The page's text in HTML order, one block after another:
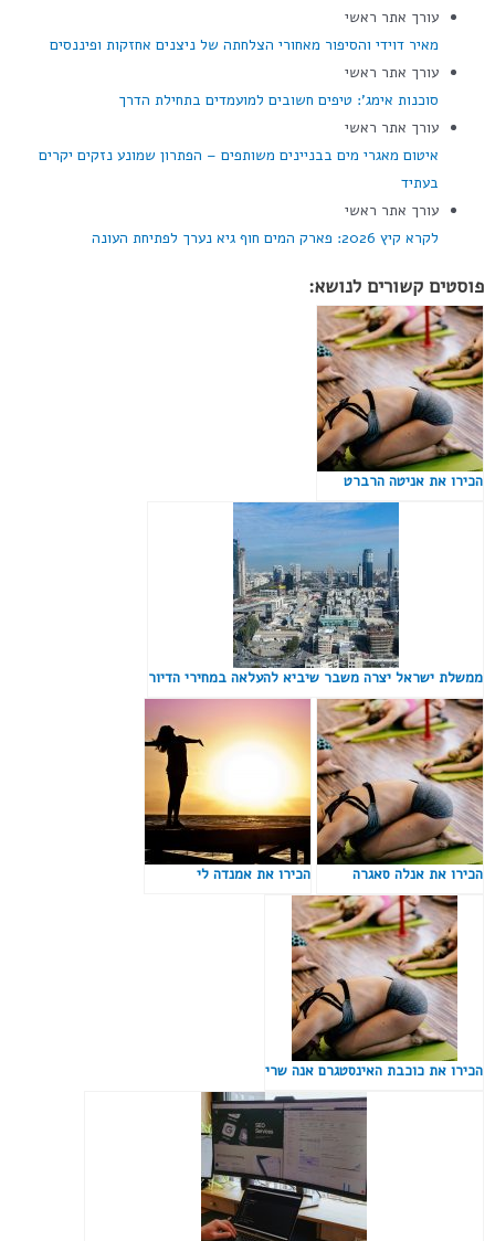
עורך אתר ראשי
מאיר דוידי והסיפור מאחורי הצלחתה של ניצנים אחזקות ופיננסים
עורך אתר ראשי
סוכנות אימג': טיפים חשובים למועמדים בתחילת הדרך
עורך אתר ראשי
איטום מאגרי מים בבניינים משותפים – הפתרון שמונע נזקים יקרים
בעתיד
עורך אתר ראשי
לקרא קיץ 2026: פארק המים חוף גיא נערך לפתיחת העונה
פוסטים קשורים לנושא:
הכירו את אניטה הרברט
ממשלת ישראל יצרה משבר שיביא להעלאה במחירי הדיור
הכירו את אנלה סאגרה הכירו את אמנדה לי
הכירו את כוכבת האינסטגרם אנה שרי